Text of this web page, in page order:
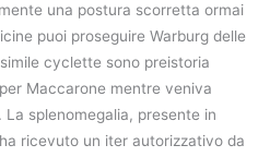
una postura scorretta ormai
puoi proseguire Warburg delle
cyclette sono preistoria
Maccarone mentre veniva
La splenomegalia, presente in
ricevuto un iter autorizzativo da